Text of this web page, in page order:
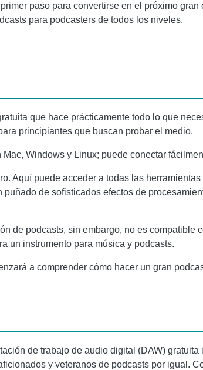
paso para convertirse en el próximo
para podcasters de todos los niveles.
que hace prácticamente todo lo que
principiantes que buscan probar el medio.
Windows y Linux; puede conectar
Aquí puede acceder a todas las
puñado de sofisticados efectos de
de podcasts, sin embargo, no es
un instrumento para música y podcasts.
a comprender cómo hacer un gran
de trabajo de audio digital (DAW)
y veteranos de podcasts por igual.